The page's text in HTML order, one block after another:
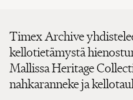
Timex Archive
kellotietämystä
Mallissa Heritage
nahkaranneke ja